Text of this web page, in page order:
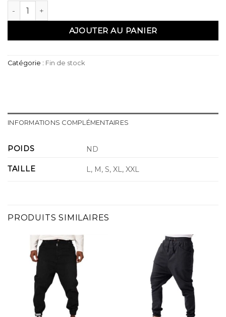
quantité de Bermuda jean qabail bleu clair
AJOUTER AU PANIER
Catégorie : Fin de stock
INFORMATIONS COMPLÉMENTAIRES
POIDS ND
TAILLE L, M, S, XL, XXL
PRODUITS SIMILAIRES